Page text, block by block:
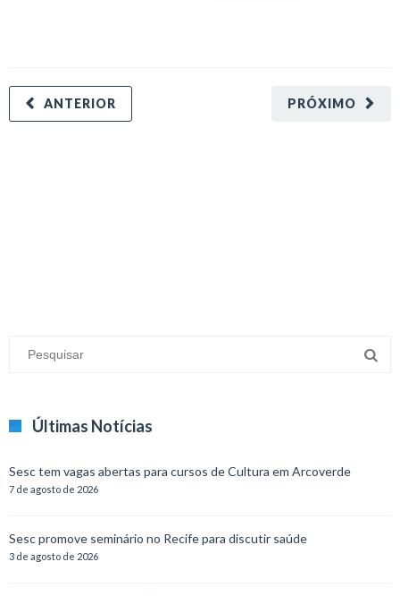
PRÓXIMO
ANTERIOR
Últimas Notícias
Sesc tem vagas abertas para cursos de Cultura em Arcoverde
7 de agosto de 2026
Sesc promove seminário no Recife para discutir saúde
3 de agosto de 2026